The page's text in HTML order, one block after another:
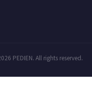
PEDIEN. All rights reserved.